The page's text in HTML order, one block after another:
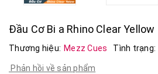
Đầu Cơ Bi a Rhino Clear Yellow
Thương hiệu: Mezz Cues Tình trạng:
Phản hồi về sản phẩm